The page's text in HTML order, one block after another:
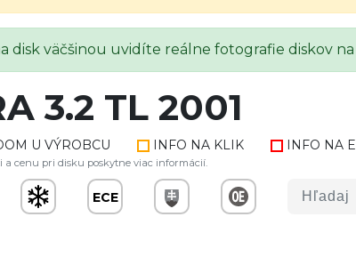
disk väčšinou uvidíte reálne fotografie diskov
3.2 TL 2001
U VÝROBCU INFO NA KLIK INFO NA
cenu pri disku poskytne viac informácií.
ECE